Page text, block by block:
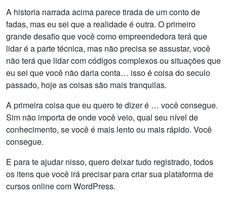
A historia narrada acima parece tirada de um conto de
fadas, mas eu sei que a realidade é outra. O primeiro
grande desafio que você como empreendedora terá que
lidar é a parte técnica, mas não precisa se assustar, você
não terá que lidar com códigos complexos ou situações que
eu sei que você não daria conta… isso é coisa do seculo
passado, hoje as coisas são mais tranquilas.
A primeira coisa que eu quero te dizer é … você consegue.
Sim não importa de onde você veio, qual seu nível de
conhecimento, se você é mais lento ou mais rápido. Você
consegue.
E para te ajudar nisso, quero deixar tudo registrado, todos
os itens que você irá precisar para criar sua plataforma de
cursos online com WordPress.